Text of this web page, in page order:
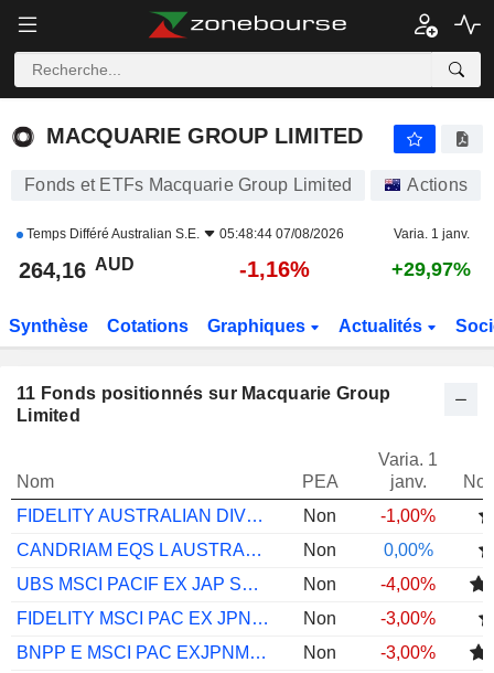
MACQUARIE GROUP LIMITED
MACQUARIE GROUP LIMITED
Fonds et ETFs Macquarie Group Limited Actions
Temps Différé Australian S.E. 05:48:44 07/08/2026 Varia. 1 janv.
264,16 AUD -1,16% +29,97%
Synthèse Cotations Graphiques Actualités
11 Fonds positionnés sur Macquarie Group
Limited
Nom PEA
Varia. 1
janv.
FIDELITY AUSTRALIAN DIVERS EQ A-AUD
Non
-1,00%
CANDRIAM EQS L AUSTRALIA C AUD CAP
Non
0,00%
UBS MSCI PACIF EX JAP SEL IF CHF I-B ACC
Non
-4,00%
FIDELITY MSCI PAC EX JPN IDX USD P ACC
Non
-3,00%
BNPP E MSCI PAC EXJPNMINTE TRK X CAP
Non
-3,00%